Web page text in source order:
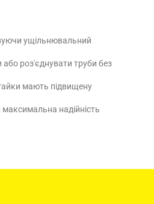
ущільнювальний
роз'єднувати труби без
мають підвищену
надійність